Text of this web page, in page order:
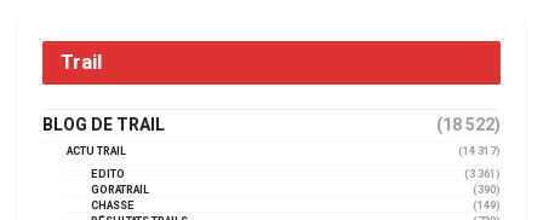
Trail
BLOG DE TRAIL (18 522)
ACTU TRAIL
(14 317)
EDITO
(3 361)
GORATRAIL
(390)
CHASSE
(149)